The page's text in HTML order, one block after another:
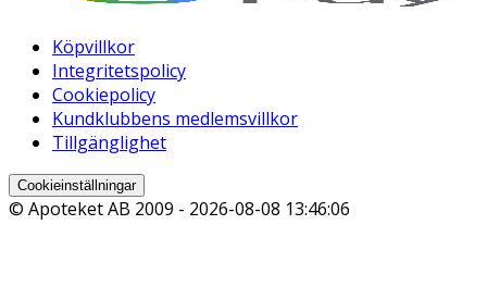
Köpvillkor
Integritetspolicy
Cookiepolicy
Kundklubbens medlemsvillkor
Tillgänglighet
Cookieinställningar
© Apoteket AB 2009 - 2026-08-08 13:46:06